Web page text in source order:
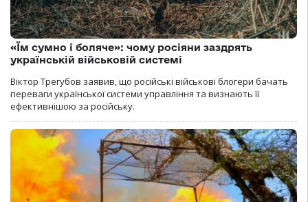
«Їм сумно і боляче»: чому росіяни заздрять
українській військовій системі
Віктор Трегубов заявив, що російські військові блогери бачать
переваги української системи управління та визнають її
ефективнішою за російську.